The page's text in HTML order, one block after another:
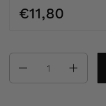
€11,80